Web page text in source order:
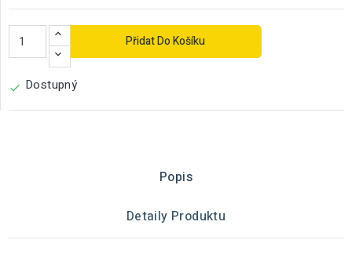
Přidat Do Košíku
 Dostupný
Popis
Detaily Produktu